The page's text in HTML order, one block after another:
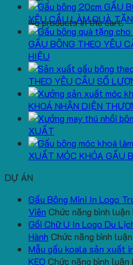
No products in the cart.
GẤU
YÊU CẦU LÀM QUÀ
GẤU BÔNG THEO YÊU
HIỆU
THEO YÊU CẦU SỐ
KHOÁ NHẬN DIỆN
XUẤT
XUẤT MÓC KHÓA GẤU
DỰ ÁN
Gấu Bông Mini In Logo
Viên Chức năng bình
Gối Chữ U In Logo Du
Hành Chức năng bình
Mẫu gấu koala sản xuất
KEO Chức năng bình